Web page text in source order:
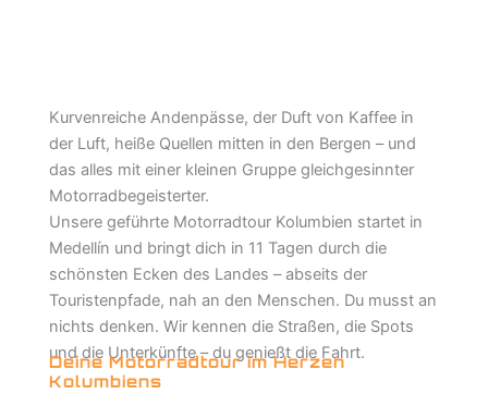
Kurvenreiche Andenpässe, der Duft von Kaffee in
der Luft, heiße Quellen mitten in den Bergen – und
das alles mit einer kleinen Gruppe gleichgesinnter
Motorradbegeisterter.
Unsere geführte Motorradtour Kolumbien startet in
Medellín und bringt dich in 11 Tagen durch die
schönsten Ecken des Landes – abseits der
Touristenpfade, nah an den Menschen. Du musst an
nichts denken. Wir kennen die Straßen, die Spots
und die Unterkünfte – du genießt die Fahrt.
Deine Motorradtour im Herzen
Kolumbiens